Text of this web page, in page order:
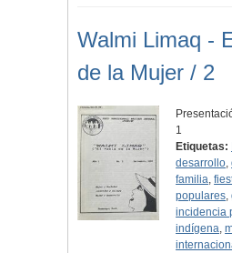
Walmi Limaq -
de la Mujer / 2
1
Etiquetas:
desarrollo,
familia,
populares,
incidencia
indígena,